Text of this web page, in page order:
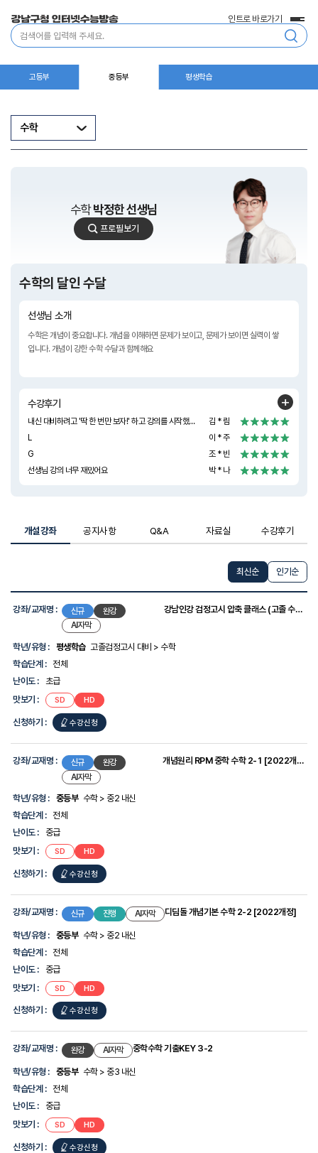
통
합
색
인트로 바로가기
전
체
메
고등부 중등부 평생학습
수학
수학박정한 선생님
박
정
님
프로필보기
수학의 달인 수달
선생님 소개
수학은 개념이 중요합니다. 개념을 이해하면 문제가 보이고, 문제가 보이면 실력이 쌓
입니다. 개념이 강한 수학 수달과 함께해요
수강후기
내신 대비하려고 '딱 한 번만 보자!' 하고 강의를 시작했는데, 어느 순간 '한 강만 더...' 하면서 끝까지 듣고 있더라고요. ？？ 어려웠던 수학이 이렇게 쉽고 재미있게 느껴진 건 처음이었습니다. 언젠가 선생님을 직접 뵐 기회가 생기면 꼭 감사하다고 말씀드리고 싶어요! 정말 최고의 강의였습니다. 감사합니다!!
김 * 림
L
이 * 주
G
조 * 빈
선생님 강의 너무 재밌어요
박 * 나
개설강좌 공지사항 Q&A 자료실 수강후기
최신순 인기순
좌
-
좌/
교
재
명,
년/
형,
학
습
난
이
맛
보
기,
신
청
하
에
한
정
를
제
공
합
니
다.
강좌/교재명 : 신규
완강
AI자막
강남인강 검정고시 압축 클래스 (고졸 수학)
학년/유형 : 평생학습 고졸검정고시 대비 > 수학
학습단계 :
전체
난이도 :
초급
맛보기 :
SD HD
신청하기 : 수강신청
강좌/교재명 : 신규
완강
AI자막
개념원리 RPM 중학 수학 2-1 [2022개정]
학년/유형 : 중등부 수학 > 중2 내신
학습단계 :
전체
난이도 :
중급
맛보기 :
SD HD
신청하기 : 수강신청
강좌/교재명 : 신규 진행 AI자막 디딤돌 개념기본 수학 2-2 [2022개정]
학년/유형 : 중등부 수학 > 중2 내신
학습단계 :
전체
난이도 :
중급
맛보기 :
SD HD
신청하기 : 수강신청
강좌/교재명 : 완강 AI자막 중학수학 기출KEY 3-2
학년/유형 : 중등부 수학 > 중3 내신
학습단계 :
전체
난이도 :
중급
맛보기 :
SD HD
신청하기 : 수강신청